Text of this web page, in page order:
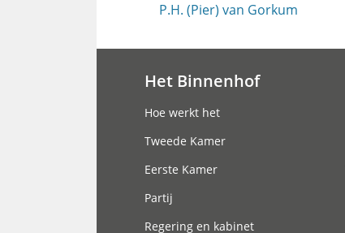
P.H. (Pier) van Gorkum
Het Binnenhof
Hoe werkt het
Tweede Kamer
Eerste Kamer
Partij
Regering en kabinet